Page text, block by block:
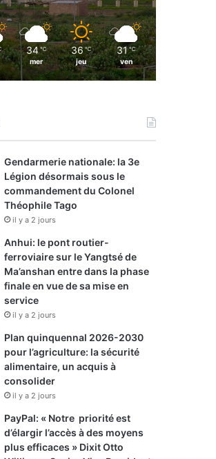
34 ℃
mer
36 ℃
jeu
31 ℃
ven
Gendarmerie nationale: la 3e
Légion désormais sous le
commandement du Colonel
Théophile Tago
il y a 2 jours
Anhui: le pont routier-
ferroviaire sur le Yangtsé de
Ma’anshan entre dans la phase
finale en vue de sa mise en
service
il y a 2 jours
Plan quinquennal 2026-2030
pour l’agriculture: la sécurité
alimentaire, un acquis à
consolider
il y a 2 jours
PayPal: « Notre priorité est
d’élargir l’accès à des moyens
plus efficaces » Dixit Otto